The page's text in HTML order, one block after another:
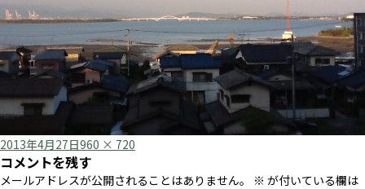
Posted
on
2013年4月27日Full
size
960 × 720
コメントを残す
メールアドレスが公開されることはありません。 ※ が付いている欄は